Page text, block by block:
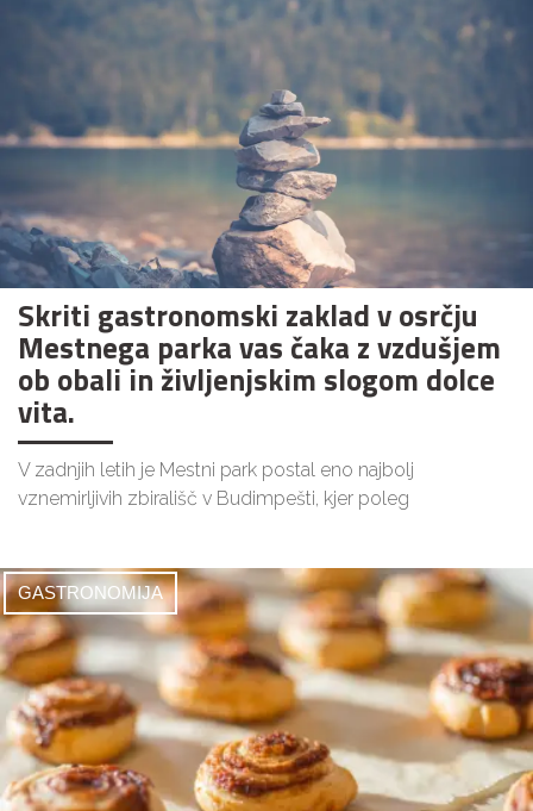
Skriti gastronomski zaklad v osrčju
Mestnega parka vas čaka z vzdušjem
ob obali in življenjskim slogom dolce
vita.
V zadnjih letih je Mestni park postal eno najbolj
vznemirljivih zbirališč v Budimpešti, kjer poleg
GASTRONOMIJA